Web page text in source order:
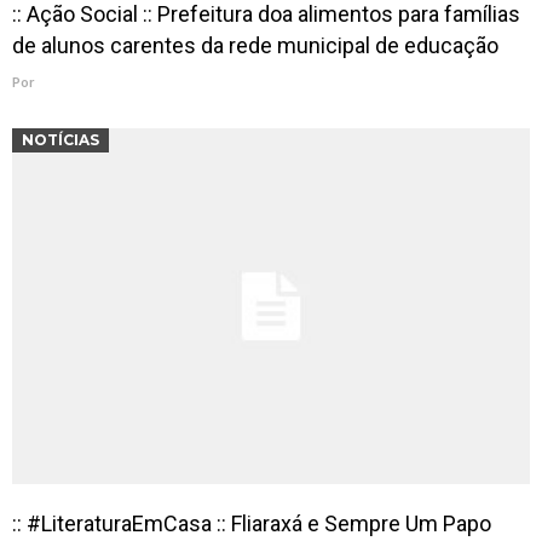
:: Ação Social :: Prefeitura doa alimentos para famílias
de alunos carentes da rede municipal de educação
Por
NOTÍCIAS
:: #LiteraturaEmCasa :: Fliaraxá e Sempre Um Papo